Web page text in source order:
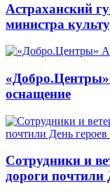
Астраханский
министра
оснащение
Сотрудники и
дороги почтили